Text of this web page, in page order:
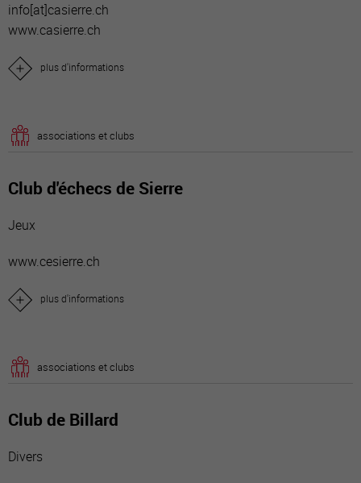
info[at]casierre.ch
www.casierre.ch
plus d'informations
associations et clubs
Club d'échecs de Sierre
Jeux
www.cesierre.ch
plus d'informations
associations et clubs
Club de Billard
Divers